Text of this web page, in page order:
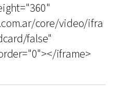
core/video/ifra
false"
iframe>